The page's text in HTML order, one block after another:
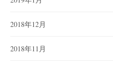
2018年12月
2018年11月